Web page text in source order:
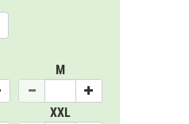
M
XXL